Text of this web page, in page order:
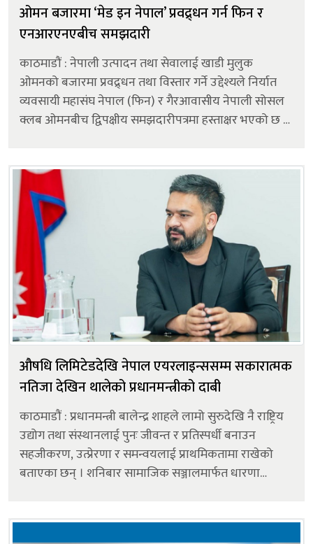
ओमन बजारमा ‘मेड इन नेपाल’ प्रवद्र्धन गर्न फिन र
एनआरएनएबीच समझदारी
काठमाडौं : नेपाली उत्पादन तथा सेवालाई खाडी मुलुक
ओमनको बजारमा प्रवद्र्धन तथा विस्तार गर्ने उद्देश्यले निर्यात
व्यवसायी महासंघ नेपाल (फिन) र गैरआवासीय नेपाली सोसल
क्लब ओमनबीच द्विपक्षीय समझदारीपत्रमा हस्ताक्षर भएको छ ।
औषधि लिमिटेडदेखि नेपाल एयरलाइन्ससम्म सकारात्मक
नतिजा देखिन थालेको प्रधानमन्त्रीको दाबी
काठमाडौं : प्रधानमन्त्री बालेन्द्र शाहले लामो सुरुदेखि नै राष्ट्रिय
उद्योग तथा संस्थानलाई पुनः जीवन्त र प्रतिस्पर्धी बनाउन
सहजीकरण, उत्प्रेरणा र समन्वयलाई प्राथमिकतामा राखेको
बताएका छन् । शनिबार सामाजिक सञ्जालमार्फत धारणा